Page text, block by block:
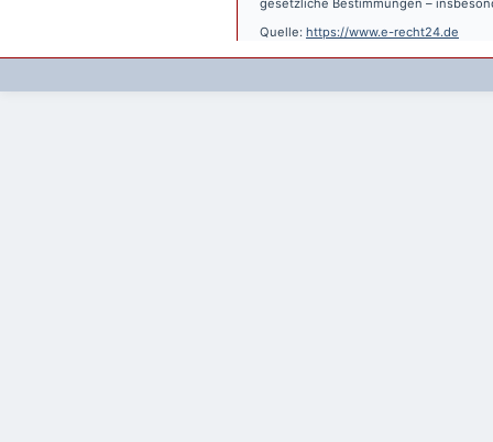
Quelle: https://www.e-recht24.de